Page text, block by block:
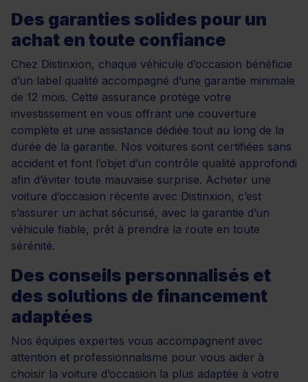
Des garanties solides pour un
achat en toute confiance
Chez Distinxion, chaque véhicule d’occasion bénéficie
d’un label qualité accompagné d’une garantie minimale
de 12 mois. Cette assurance protège votre
investissement en vous offrant une couverture
complète et une assistance dédiée tout au long de la
durée de la garantie. Nos voitures sont certifiées sans
accident et font l’objet d’un contrôle qualité approfondi
afin d’éviter toute mauvaise surprise. Acheter une
voiture d’occasion récente avec Distinxion, c’est
s’assurer un achat sécurisé, avec la garantie d’un
véhicule fiable, prêt à prendre la route en toute
sérénité.
Des conseils personnalisés et
des solutions de financement
adaptées
Nos équipes expertes vous accompagnent avec
attention et professionnalisme pour vous aider à
choisir la voiture d’occasion la plus adaptée à votre